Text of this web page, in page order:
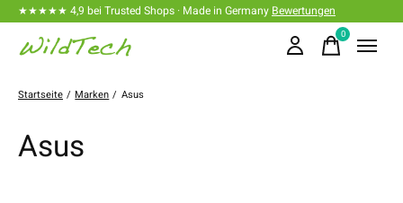
★★★★★ 4,9 bei Trusted Shops · Made in Germany Bewertungen
0items
Startseite / Marken / Asus
Asus